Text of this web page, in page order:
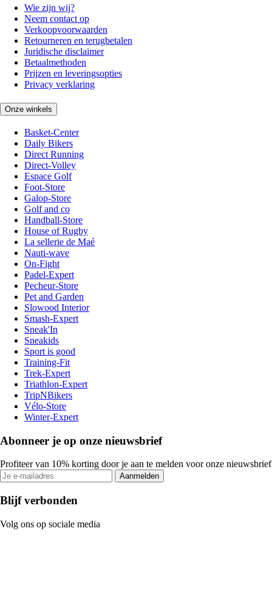
Wie zijn wij?
Neem contact op
Verkoopvoorwaarden
Retourneren en terugbetalen
Juridische disclaimer
Betaalmethoden
Prijzen en leveringsopties
Privacy verklaring
Onze winkels
Basket-Center
Daily Bikers
Direct Running
Direct-Volley
Espace Golf
Foot-Store
Galop-Store
Golf and co
Handball-Store
House of Rugby
La sellerie de Maé
Nauti-wave
On-Fight
Padel-Expert
Pecheur-Store
Pet and Garden
Slowood Interior
Smash-Expert
Sneak'In
Sneakids
Sport is good
Training-Fit
Trek-Expert
Triathlon-Expert
TripNBikers
Vélo-Store
Winter-Expert
Abonneer je op onze nieuwsbrief
Profiteer van 10% korting door je aan te melden voor onze nieuwsbrief
Aanmelden
Blijf verbonden
Volg ons op sociale media